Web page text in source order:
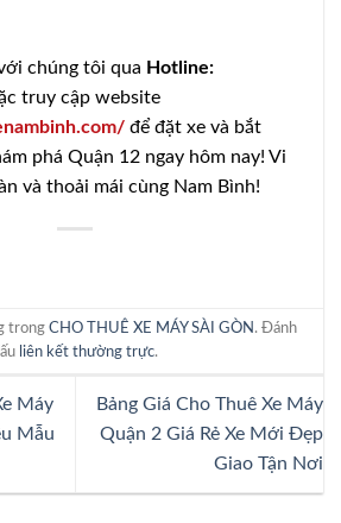
chúng tôi qua Hotline:
truy cập website
để đặt xe và bắt
phá Quận 12 ngay hôm nay! Vi
và thoải mái cùng Nam Bình!
trong CHO THUÊ XE MÁY SÀI GÒN . Đánh
liên kết thường trực.
Máy
Mẫu
Bảng Giá Cho Thuê Xe Máy
Quận 2 Giá Rẻ Xe Mới Đẹp
Giao Tận Nơi